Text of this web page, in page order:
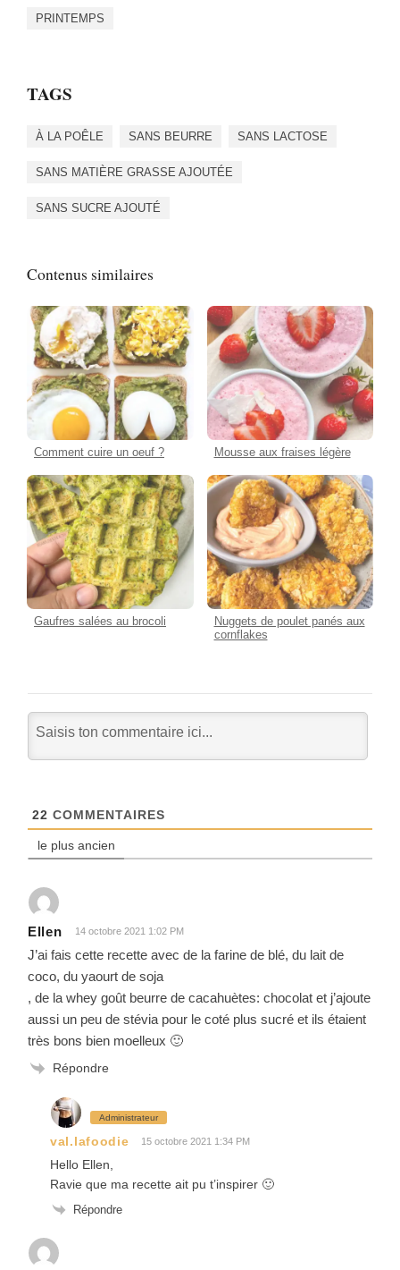
PRINTEMPS
TAGS
À LA POÊLE SANS BEURRE SANS LACTOSE
SANS MATIÈRE GRASSE AJOUTÉE
SANS SUCRE AJOUTÉ
Contenus similaires
Comment cuire un oeuf ? Mousse aux fraises légère
Gaufres salées au brocoli
Nuggets de poulet panés aux
cornflakes
22 COMMENTAIRES
le plus ancien
Ellen 14 octobre 2021 1:02 PM
J’ai fais cette recette avec de la farine de blé, du lait de
coco, du yaourt de soja
, de la whey goût beurre de cacahuètes: chocolat et j’ajoute
aussi un peu de stévia pour le coté plus sucré et ils étaient
très bons bien moelleux 🙂
Répondre
Administrateur
val.lafoodie 15 octobre 2021 1:34 PM
Hello Ellen,
Ravie que ma recette ait pu t’inspirer 🙂
Répondre